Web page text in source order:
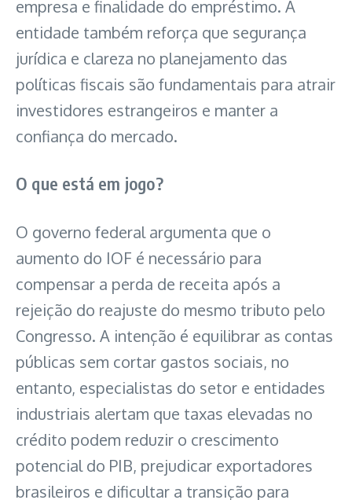
empresa e finalidade do empréstimo. A
entidade também reforça que segurança
jurídica e clareza no planejamento das
políticas fiscais são fundamentais para atrair
investidores estrangeiros e manter a
confiança do mercado.
O que está em jogo?
O governo federal argumenta que o
aumento do IOF é necessário para
compensar a perda de receita após a
rejeição do reajuste do mesmo tributo pelo
Congresso. A intenção é equilibrar as contas
públicas sem cortar gastos sociais, no
entanto, especialistas do setor e entidades
industriais alertam que taxas elevadas no
crédito podem reduzir o crescimento
potencial do PIB, prejudicar exportadores
brasileiros e dificultar a transição para